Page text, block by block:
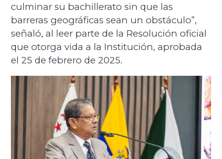
culminar su bachillerato sin que las
barreras geográficas sean un obstáculo”,
señaló, al leer parte de la Resolución oficial
que otorga vida a la Institución, aprobada
el 25 de febrero de 2025.